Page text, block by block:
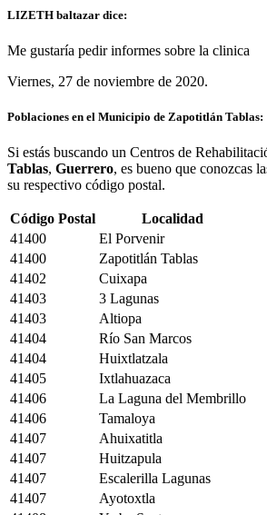
LIZETH baltazar dice:
Me gustaría pedir informes sobre la clinica
Viernes, 27 de noviembre de 2020.
Poblaciones en el Municipio de Zapotitlán Tablas:
Si estás buscando un Centros de
Tablas, Guerrero, es bueno que conozcas
su respectivo código postal.
Código Postal
Localidad
41400
El Porvenir
41400
Zapotitlán Tablas
41402
Cuixapa
41403
3 Lagunas
41403
Altiopa
41404
Río San Marcos
41404
Huixtlatzala
41405
Ixtlahuazaca
41406
La Laguna del Membrillo
41406
Tamaloya
41407
Ahuixatitla
41407
Huitzapula
41407
Escalerilla Lagunas
41407
Ayotoxtla